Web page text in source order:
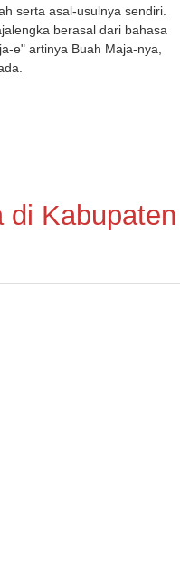
serta asal-usulnya sendiri.
berasal dari bahasa
e" artinya Buah Maja-nya,
di Kabupaten